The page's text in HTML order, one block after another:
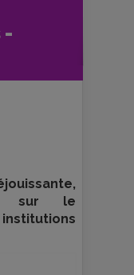
--
sur le